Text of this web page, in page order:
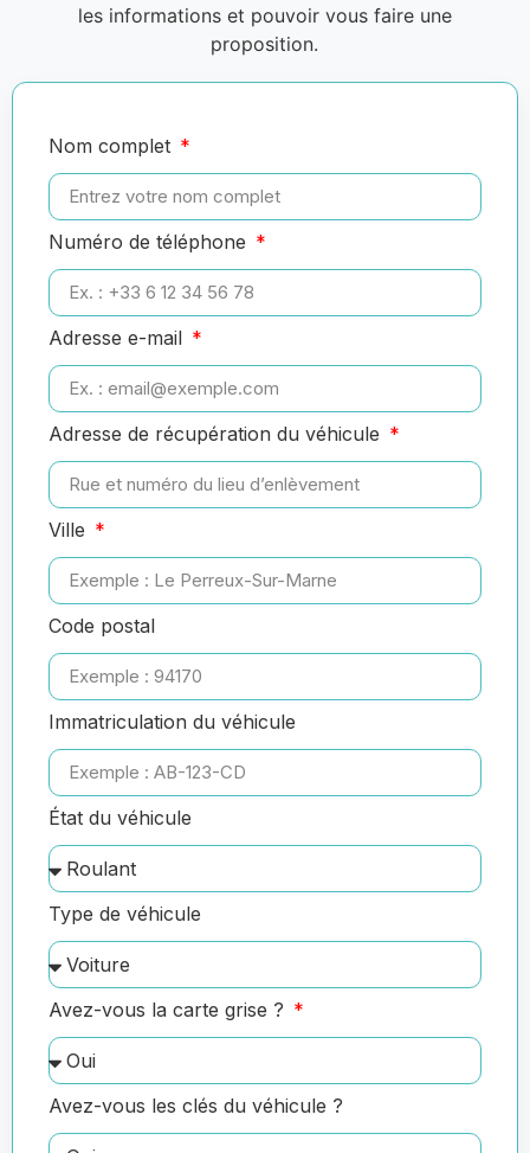
les informations et pouvoir vous faire une
proposition.
Nom complet
Numéro de téléphone
Adresse e-mail
Adresse de récupération du véhicule
Ville
Code postal
Immatriculation du véhicule
État du véhicule
Type de véhicule
Avez-vous la carte grise ?
Avez-vous les clés du véhicule ?